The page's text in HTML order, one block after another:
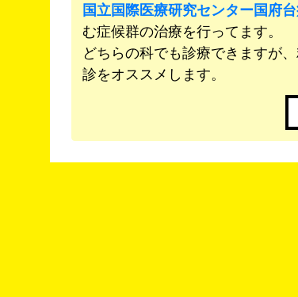
国立国際医療研究センター国府
む症候群の治療を行ってます。
どちらの科でも診療できますが
診をオススメします。